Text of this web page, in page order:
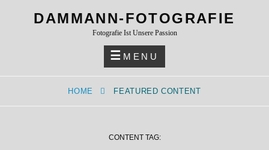
DAMMANN-FOTOGRAFIE
Fotografie Ist Unsere Passion
MENU
HOME FEATURED CONTENT
CONTENT TAG: